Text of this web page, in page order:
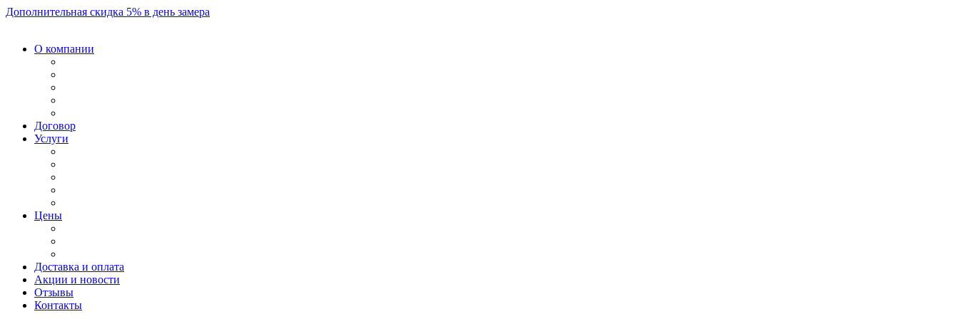
Дополнительная скидка 5% в день замера
О компании
Договор
Услуги
Цены
Доставка и оплата
Акции и новости
Отзывы
Контакты